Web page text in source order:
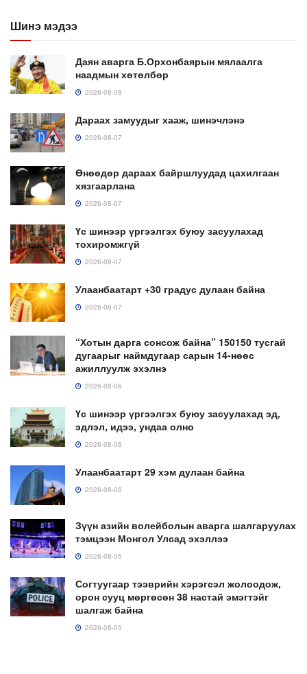
Шинэ мэдээ
Даян аварга Б.Орхонбаярын мялаалга
наадмын хөтөлбөр
2026-08-08
Дараах замуудыг хааж, шинэчлэнэ
2026-08-07
Өнөөдөр дараах байршлуудад цахилгаан
хязгаарлана
2026-08-07
Үс шинээр үргээлгэх буюу засуулахад
тохиромжгүй
2026-08-07
Улаанбаатарт +30 градус дулаан байна
2026-08-07
“Хотын дарга сонсож байна” 150150 тусгай
дугаарыг наймдугаар сарын 14-нөөс
ажиллуулж эхэлнэ
2026-08-06
Үс шинээр үргээлгэх буюу засуулахад эд,
эдлэл, идээ, ундаа олно
2026-08-06
Улаанбаатарт 29 хэм дулаан байна
2026-08-06
Зүүн азийн волейболын аварга шалгаруулах
тэмцээн Монгол Улсад эхэллээ
2026-08-05
Согтуугаар тээврийн хэрэгсэл жолоодож,
орон сууц мөргөсөн 38 настай эмэгтэйг
шалгаж байна
2026-08-05